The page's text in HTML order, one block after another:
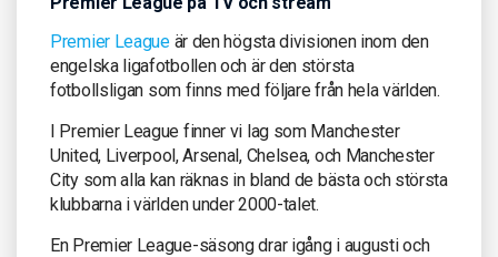
Premier Leagueär den högsta divisionen inom den
engelska ligafotbollen och är den största
fotbollsligan som finns med följare från hela världen.
I Premier League finner vi lag som Manchester
United, Liverpool, Arsenal, Chelsea, och Manchester
City som alla kan räknas in bland de bästa och största
klubbarna i världen under 2000-talet.
En Premier League-säsong drar igång i augusti och